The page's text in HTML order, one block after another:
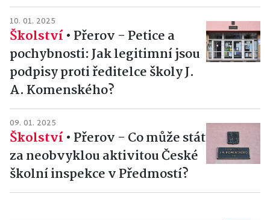
10. 01. 2025
Školství• Přerov - Petice a
pochybnosti: Jak legitimní jsou
podpisy proti ředitelce školy J.
A. Komenského?
09. 01. 2025
Školství• Přerov - Co může stát
za neobvyklou aktivitou České
školní inspekce v Předmostí?